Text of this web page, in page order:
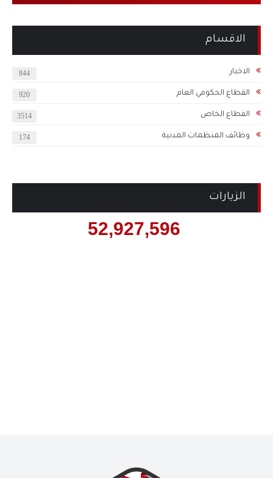
الاقسام
الاخبار 844
القطاع الحكومي العام 920
القطاع الخاص 3514
وظائف المنظمات المدنية 174
الزيارات
52,927,596